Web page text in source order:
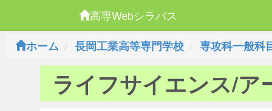
高専Webシラバス
ホーム
長岡工業高等専門学校 専攻科一般科
ライフサイエンス/ア